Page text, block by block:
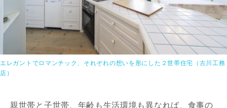
エレガントでロマンチック、それぞれの想いを形にした２世帯住宅（古川工務
店）
親世帯と子世帯、年齢も生活環境も異なれば、食事の